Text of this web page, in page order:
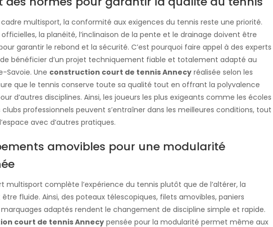
multisport, la conformité aux exigences du tennis reste une priorité.
la planéité, l’inclinaison de la pente et le drainage doivent être
garantir le rebond et la sécurité. C’est pourquoi faire appel à des experts
bénéficier d’un projet techniquement fiable et totalement adapté au
Savoie. Une construction court de tennis Annecy réalisée selon les
que le tennis conserve toute sa qualité tout en offrant la polyvalence
d’autres disciplines. Ainsi, les joueurs les plus exigeants comme les écoles
clubs professionnels peuvent s’entraîner dans les meilleures conditions, tout
avec d’autres pratiques.
amovibles pour une modularité
multisport complète l’expérience du tennis plutôt que de l’altérer, la
fluide. Ainsi, des poteaux télescopiques, filets amovibles, paniers
adaptés rendent le changement de discipline simple et rapide.
court de tennis Annecypensée pour la modularité permet même aux